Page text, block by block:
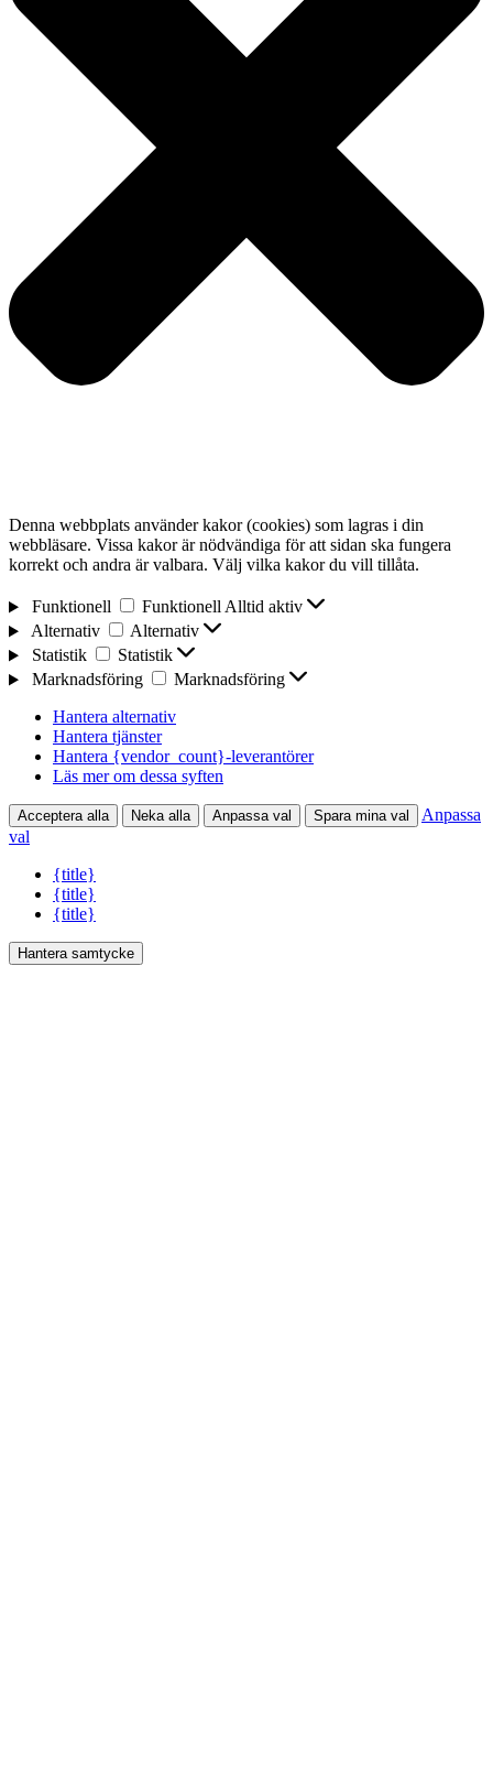
Denna webbplats använder kakor (cookies) som lagras i din
webbläsare. Vissa kakor är nödvändiga för att sidan ska fungera
korrekt och andra är valbara. Välj vilka kakor du vill tillåta.
Funktionell FunktionellAlltid aktiv
Alternativ
Alternativ
Statistik
Statistik
Marknadsföring
Marknadsföring
Hantera alternativ
Hantera tjänster
Hantera {vendor_count}-leverantörer
Läs mer om dessa syften
Acceptera alla Neka alla Anpassa val Spara mina val
Anpassa
val
{title}
{title}
{title}
Hantera samtycke